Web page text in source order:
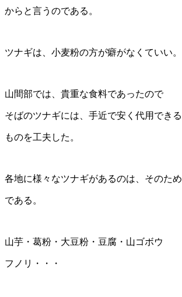
からと言うのである。
ツナギは、小麦粉の方が癖がなくていい。
山間部では、貴重な食料であったので
そばのツナギには、手近で安く代用できる
ものを工夫した。
各地に様々なツナギがあるのは、そのため
である。
山芋・葛粉・大豆粉・豆腐・山ゴボウ
フノリ・・・